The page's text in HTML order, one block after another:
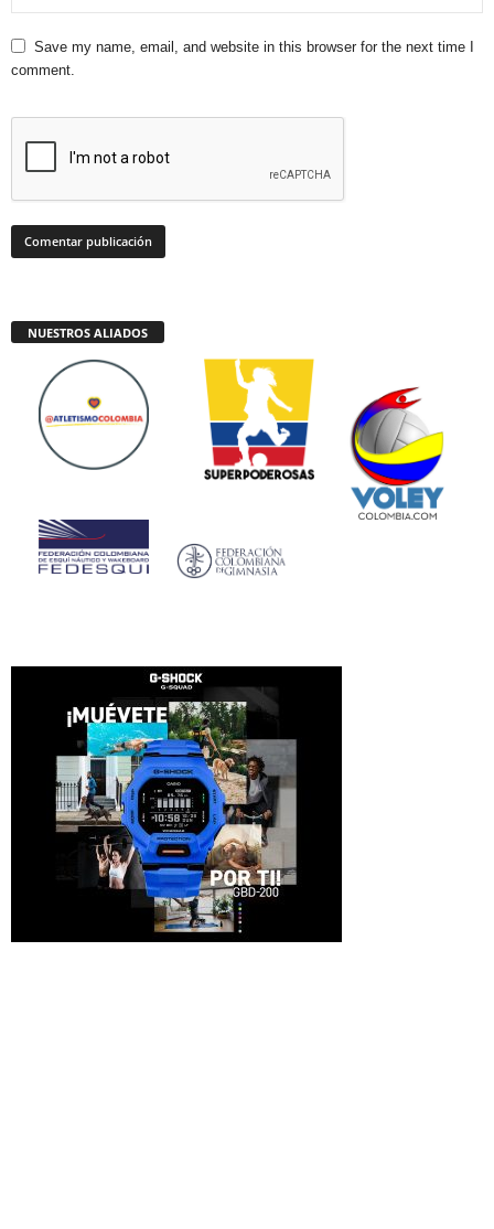
Save my name, email, and website in this browser for the next time I
comment.
NUESTROS ALIADOS